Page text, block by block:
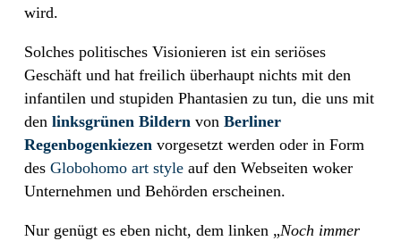
wird.
Solches politisches Visionieren ist ein seriöses
Geschäft und hat freilich überhaupt nichts mit den
infantilen und stupiden Phantasien zu tun, die uns mit
den linksgrünen Bildern von Berliner
Regenbogenkiezen vorgesetzt werden oder in Form
des Globohomo art style auf den Webseiten woker
Unternehmen und Behörden erscheinen.
Nur genügt es eben nicht, dem linken „Noch immer